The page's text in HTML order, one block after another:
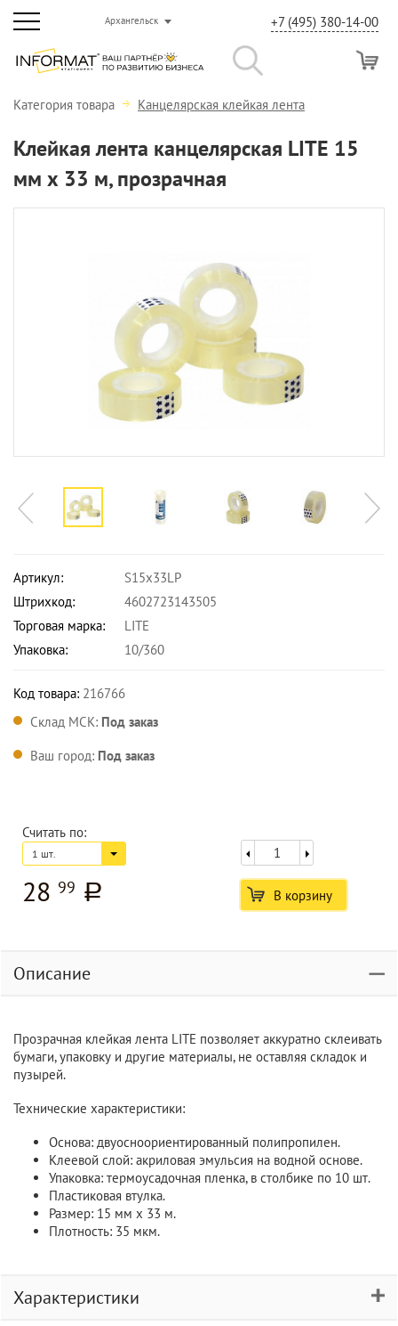
Архангельск +7 (495) 380-14-00
Категория товара Канцелярская клейкая лента
Клейкая лента канцелярская LITE 15
мм х 33 м, прозрачная
Артикул:
S15x33LP
Штрихкод:
4602723143505
Торговая марка:
LITE
Упаковка:
10/360
Код товара: 216766
Склад МСК: Под заказ
Ваш город: Под заказ
Считать по:
1 шт.
28 99 a В корзину
Описание
Прозрачная клейкая лента LITE позволяет аккуратно склеивать
бумаги, упаковку и другие материалы, не оставляя складок и
пузырей.
Технические характеристики:
Основа: двуосноориентированный полипропилен.
Клеевой слой: акриловая эмульсия на водной основе.
Упаковка: термоусадочная пленка, в столбике по 10 шт.
Пластиковая втулка.
Размер: 15 мм х 33 м.
Плотность: 35 мкм.
Характеристики